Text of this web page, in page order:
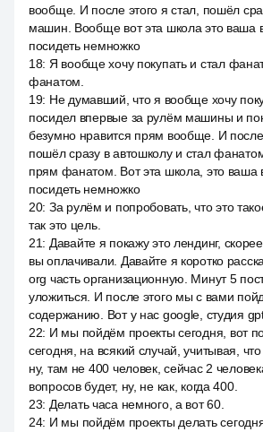
вообще. И после этого я стал, пошёл
машин. Вообще вот эта школа это ваша
посидеть немножко
18: Я вообще хочу покупать и стал
фанатом.
19: Не думавший, что я вообще хочу
посидел впервые за рулём машины и
безумно нравится прям вообще. И после
пошёл сразу в автошколу и стал
прям фанатом. Вот эта школа, это ваша
посидеть немножко
20: За рулём и попробовать, что это
так это цель.
21: Давайте я покажу это лендинг,
вы оплачивали. Давайте я коротко
org часть организационную. Минут 5
уложиться. И после этого мы с вами
содержанию. Вот у нас google, студия
22: И мы пойдём проекты сегодня, вот
сегодня, на всякий случай, учитывая,
ну, там не 400 человек, сейчас 2
вопросов будет, ну, не как, когда 400.
23: Делать часа немного, а вот 60.
24: И мы пойдём проекты делать